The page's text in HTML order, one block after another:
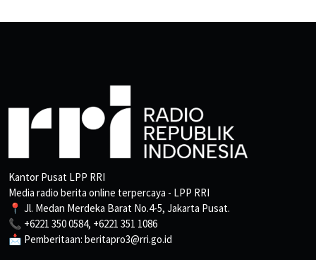
Kantor Pusat LPP RRI
Media radio berita online terpercaya - LPP RRI
📍 Jl. Medan Merdeka Barat No.4-5, Jakarta Pusat.
📞 +6221 350 0584, +6221 351 1086
📩 Pemberitaan: beritapro3@rri.go.id